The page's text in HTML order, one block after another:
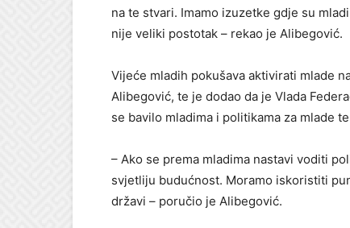
na te stvari. Imamo izuzetke gdje su
nije veliki postotak – rekao je Alibegović.
Vijeće mladih pokušava aktivirati mlade
Alibegović, te je dodao da je Vlada
se bavilo mladima i politikama za mlade
– Ako se prema mladima nastavi voditi
svjetliju budućnost. Moramo iskoristiti
državi – poručio je Alibegović.